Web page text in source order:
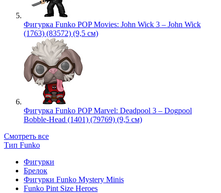
Фигурка Funko POP Movies: John Wick 3 – John Wick
(1763) (83572) (9,5 см)
Фигурка Funko POP Marvel: Deadpool 3 – Dogpool
Bobble-Head (1401) (79769) (9,5 см)
Смотреть все
Тип Funko
Фигурки
Брелок
Фигурки Funko Mystery Minis
Funko Pint Size Heroes